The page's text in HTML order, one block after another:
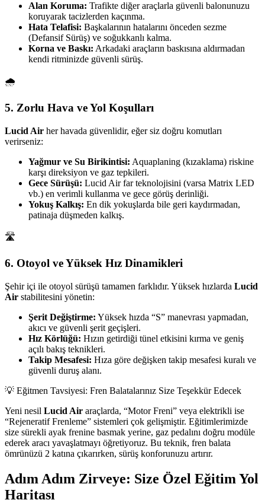
Alan Koruma: Trafikte diğer araçlarla güvenli balonunuzu
koruyarak tacizlerden kaçınma.
Hata Telafisi: Başkalarının hatalarını önceden sezme
(Defansif Sürüş) ve soğukkanlı kalma.
Korna ve Baskı: Arkadaki araçların baskısına aldırmadan
kendi ritminizde güvenli sürüş.
🌧️
5. Zorlu Hava ve Yol Koşulları
Lucid Air her havada güvenlidir, eğer siz doğru komutları
verirseniz:
Yağmur ve Su Birikintisi: Aquaplaning (kızaklama) riskine
karşı direksiyon ve gaz tepkileri.
Gece Sürüşü: Lucid Air far teknolojisini (varsa Matrix LED
vb.) en verimli kullanma ve gece görüş derinliği.
Yokuş Kalkış: En dik yokuşlarda bile geri kaydırmadan,
patinaja düşmeden kalkış.
🛣️
6. Otoyol ve Yüksek Hız Dinamikleri
Şehir içi ile otoyol sürüşü tamamen farklıdır. Yüksek hızlarda Lucid
Air stabilitesini yönetin:
Şerit Değiştirme: Yüksek hızda “S” manevrası yapmadan,
akıcı ve güvenli şerit geçişleri.
Hız Körlüğü: Hızın getirdiği tünel etkisini kırma ve geniş
açılı bakış teknikleri.
Takip Mesafesi: Hıza göre değişken takip mesafesi kuralı ve
güvenli duruş alanı.
💡 Eğitmen Tavsiyesi: Fren Balatalarınız Size Teşekkür Edecek
Yeni nesil Lucid Air araçlarda, “Motor Freni” veya elektrikli ise
“Rejeneratif Frenleme” sistemleri çok gelişmiştir. Eğitimlerimizde
size sürekli ayak frenine basmak yerine, gaz pedalını doğru modüle
ederek aracı yavaşlatmayı öğretiyoruz. Bu teknik, fren balata
ömrünüzü 2 katına çıkarırken, sürüş konforunuzu artırır.
Adım Adım Zirveye: Size Özel Eğitim Yol
Haritası